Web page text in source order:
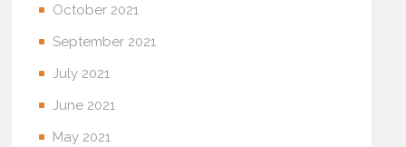
October 2021
September 2021
July 2021
June 2021
May 2021